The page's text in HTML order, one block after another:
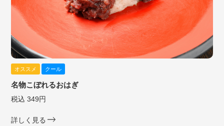
オススメ クール
名物こぼれるおはぎ
税込 349円
詳しく見る